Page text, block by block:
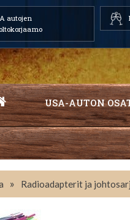
autojen
USA-AUTON
» Radioadapterit ja